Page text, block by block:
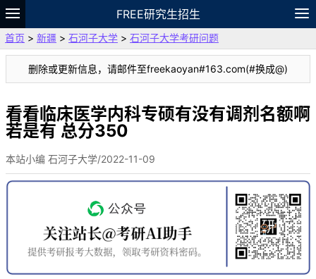
FREE研究生招生
题库
故事 专题 APP 笔记
VIP
资料
首页 > 新疆 > 石河子大学 > 石河子大学考研问题
删除或更新信息，请邮件至freekaoyan#163.com(#换成@)
看看临床医学内科专硕有没有调剂名额啊
若是有 总分350
本站小编 石河子大学/2022-11-09